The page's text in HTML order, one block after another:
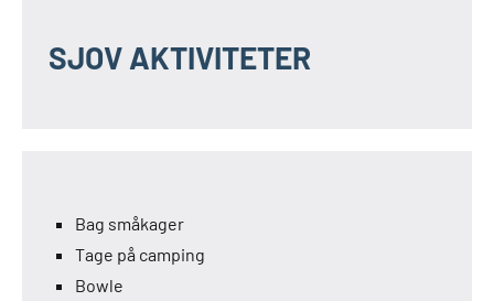
SJOV AKTIVITETER
Bag småkager
Tage på camping
Bowle